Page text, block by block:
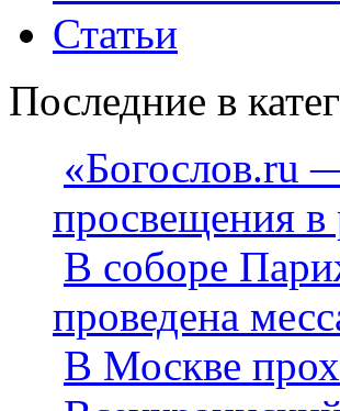
Статьи
Последние в
«Богослов.ru
просвещения в
В соборе
проведена
В Москве